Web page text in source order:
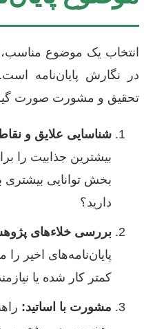
انتخاب یک موضوع مناسب،
در نگارش پایان‌نامه
تحقیق و مشورت صورت
شناسایی علایق و
بیشترین جذابیت را
بخش توانایی
دارید؟
بررسی خلاءهای
پایان‌نامه‌های اخیر
کمتر کار شده یا
مشورت با اساتید: